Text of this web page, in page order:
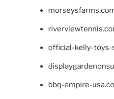
official-kelly-toys-
bbq-empire-